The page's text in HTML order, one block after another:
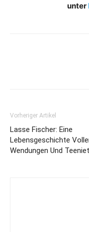
unter
Vorheriger Artikel
Lasse Fischer: Eine
Lebensgeschichte
Wendungen Und